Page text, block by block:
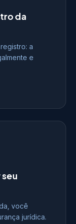
da
a
e
você
jurídica.